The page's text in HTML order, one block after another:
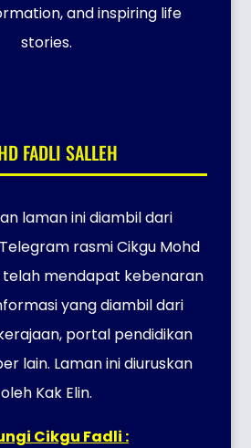
and inspiring life
stories.
FADLI SALLEH
laman ini diambil dari
rasmi Cikgu Mohd
telah mendapat kebenaran
yang diambil dari
portal pendidikan
lain. Laman ini diuruskan
oleh Kak Elin.
Cikgu Fadli :